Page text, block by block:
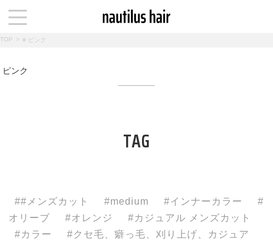
TOP > # ピンク
ピンク
TAG
#メンズカット medium
インナーカラー
オリーブ
オレンジ
カジュアル メンズカット
カラー
クセ毛、癖っ毛、刈り上げ、カジュア